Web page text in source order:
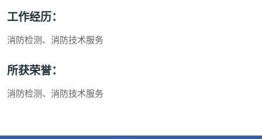
工作经历：
消防检测、消防技术服务
所获荣誉：
消防检测、消防技术服务